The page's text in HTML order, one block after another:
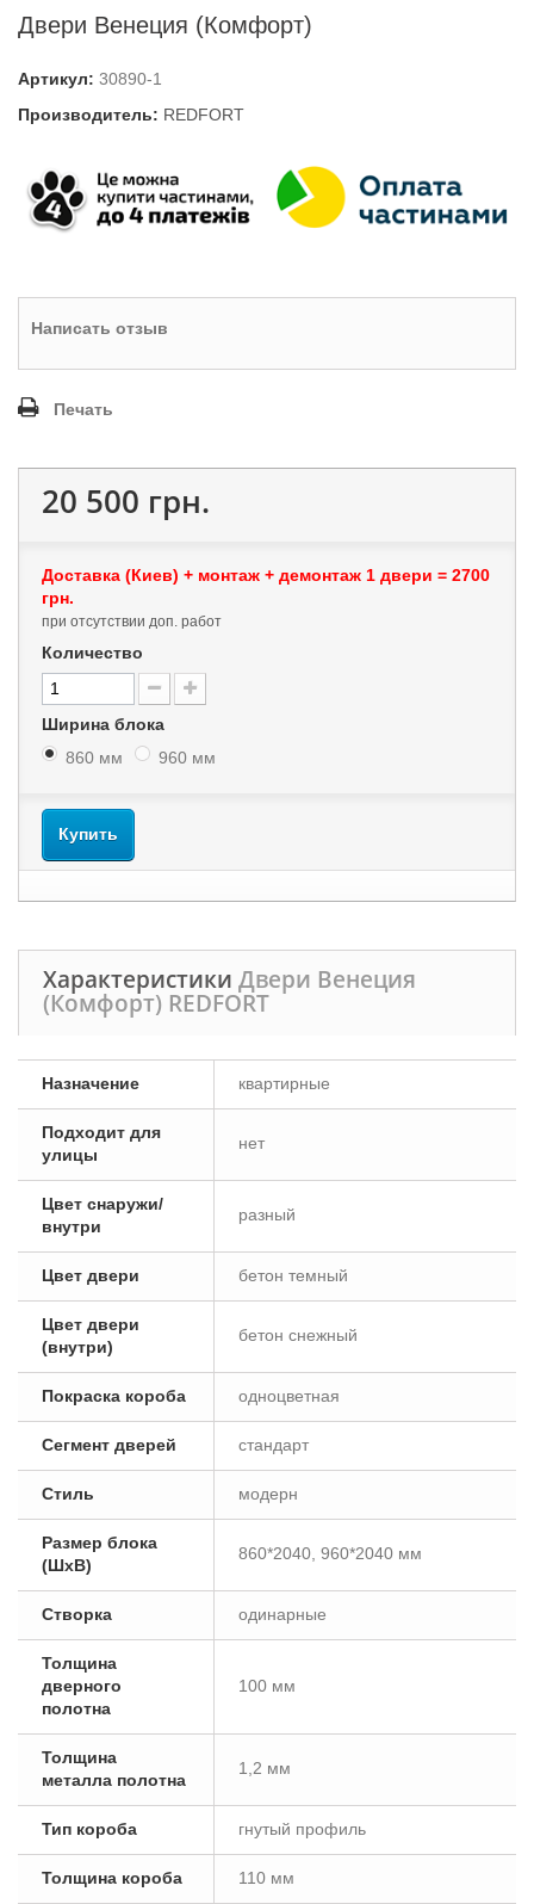
Двери Венеция (Комфорт)
Артикул: 30890-1
Производитель: REDFORT
Написать отзыв
Печать
20 500 грн.
Доставка (Киев) + монтаж + демонтаж 1 двери = 2700
грн.
при отсутствии доп. работ
Количество
Ширина блока
860 мм
960 мм
Купить
Характеристики Двери Венеция
(Комфорт) REDFORT
Назначение квартирные
Подходит для
улицы
нет
Цвет снаружи/
внутри
разный
Цвет двери бетон темный
Цвет двери
(внутри)
бетон снежный
Покраска короба одноцветная
Сегмент дверей стандарт
Стиль модерн
Размер блока
(ШxВ)
860*2040, 960*2040 мм
Створка одинарные
Толщина
дверного
полотна
100 мм
Толщина
металла полотна
1,2 мм
Тип короба гнутый профиль
Толщина короба 110 мм